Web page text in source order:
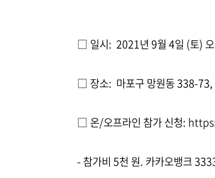
□ 일시: 2021년 9월 4일 (토)
□ 장소: 마포구 망원동 338-
□ 온/오프라인 참가 신청:
-참가비 5천 원. 카카오뱅크